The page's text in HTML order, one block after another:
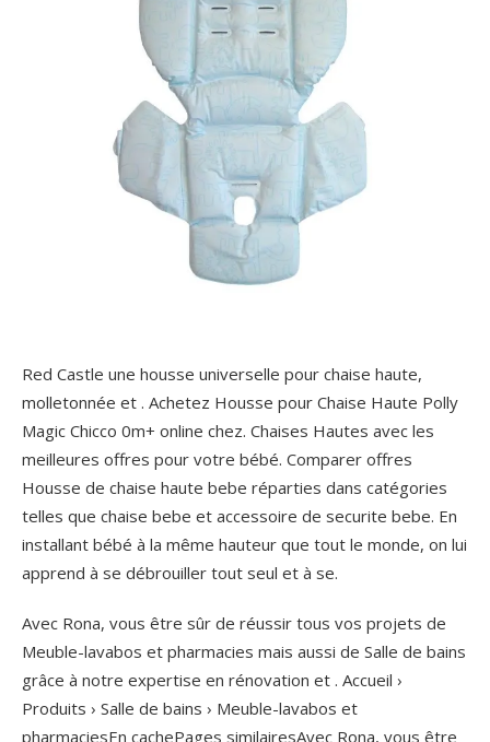
Red Castle une housse universelle pour chaise haute,
molletonnée et . Achetez Housse pour Chaise Haute Polly
Magic Chicco 0m+ online chez. Chaises Hautes avec les
meilleures offres pour votre bébé. Comparer offres
Housse de chaise haute bebe réparties dans catégories
telles que chaise bebe et accessoire de securite bebe. En
installant bébé à la même hauteur que tout le monde, on lui
apprend à se débrouiller tout seul et à se.
Avec Rona, vous être sûr de réussir tous vos projets de
Meuble-lavabos et pharmacies mais aussi de Salle de bains
grâce à notre expertise en rénovation et . Accueil ›
Produits › Salle de bains › Meuble-lavabos et
pharmaciesEn cachePages similairesAvec Rona, vous être